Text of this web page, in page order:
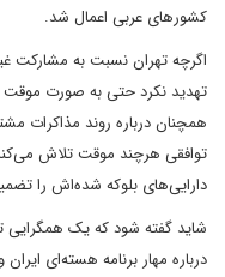
کشورهای عربی اعمال شد.
اگرچه تهران نسبت به مشارکت
تهدید نکرد حتی به صورت موقت
همچنان درباره روند مذاکرات
توافقی هرچند موقت تلاش
دارایی‌های بلوکه شده‌اش را
شاید گفته شود که یک همگرایی
درباره مهار برنامه هسته‌ای